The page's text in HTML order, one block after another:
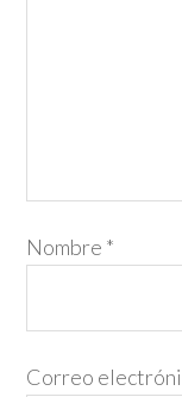
Nombre *
Correo